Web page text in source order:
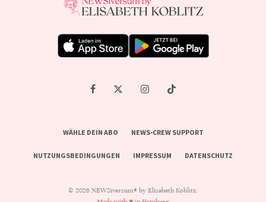
WÄHLE DEIN ABO NEWS-CREW SUPPORT
NUTZUNGSBEDINGUNGEN IMPRESSUM DATENSCHUTZ
© 2026 NEWSiversum® by Elisabeth Koblitz.